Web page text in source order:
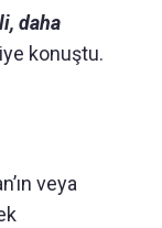
daha
konuştu.
veya